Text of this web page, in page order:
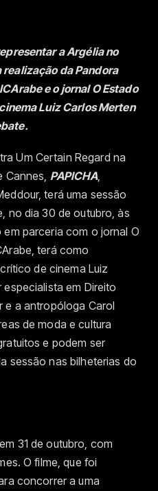
a Argélia no
realização da Pandora
e o jornal O Estado
Luiz Carlos Merten
Um Certain Regard na
Cannes, PAPICHA,
terá uma sessão
no dia 30 de outubro, às
parceria com o jornal O
terá como
de cinema Luiz
em Direito
e a antropóloga Carol
de moda e cultura
e podem ser
sessão nas bilheterias do
31 de outubro, com
O filme, que foi
concorrer a uma